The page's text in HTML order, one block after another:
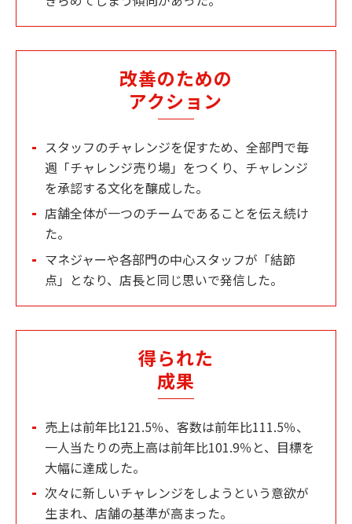
改善のための
アクション
スタッフのチャレンジを促すため、全部門で毎
週「チャレンジ売り場」をつくり、チャレンジ
を承認する文化を醸成した。
店舗全体が一つのチームであることを伝え続け
た。
マネジャーや各部門の中心スタッフが「結節
点」となり、店長と同じ思いで発信した。
得られた
成果
売上は前年比121.5％、客数は前年比111.5％、
一人当たりの売上高は前年比101.9％と、目標を
大幅に達成した。
次々に新しいチャレンジをしようという意欲が
生まれ、店舗の基準が高まった。